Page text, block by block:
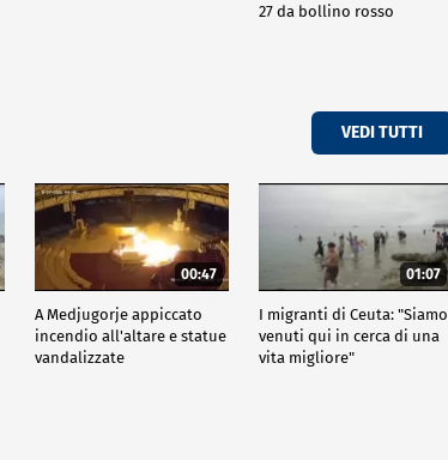
27 da bollino rosso
VEDI TUTTI
00:47
A Medjugorje appiccato
incendio all'altare e statue
vandalizzate
01:07
I migranti di Ceuta: "Siamo
venuti qui in cerca di una
vita migliore"